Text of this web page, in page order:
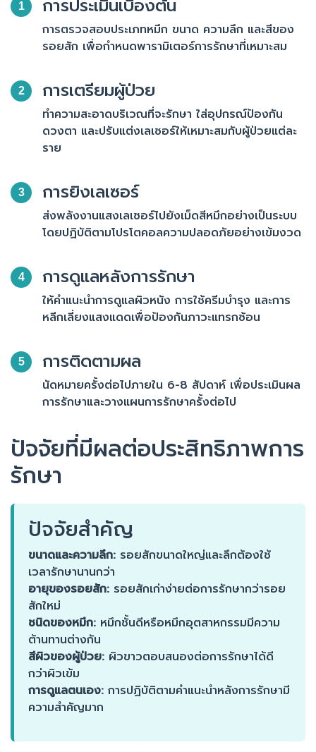
1 การประเมินเบื้องต้น
การตรวจสอบประเภทหมึก ขนาด ความลึก และสีของ
รอยสัก เพื่อกำหนดพารามิเตอร์การรักษาที่เหมาะสม
2 การเตรียมผู้ป่วย
ทำความสะอาดบริเวณที่จะรักษา ใส่อุปกรณ์ป้องกัน
ดวงตา และปรับแต่งเลเซอร์ให้เหมาะสมกับผู้ป่วยแต่ละ
ราย
3 การยิงเลเซอร์
ส่งพลังงานแสงเลเซอร์ไปยังเม็ดสีหมึกอย่างเป็นระบบ
โดยปฏิบัติตามโปรโตคอลความปลอดภัยอย่างเข้มงวด
4 การดูแลหลังการรักษา
ให้คำแนะนำการดูแลผิวหนัง การใช้ครีมบำรุง และการ
หลีกเลี่ยงแสงแดดเพื่อป้องกันภาวะแทรกซ้อน
5 การติดตามผล
นัดหมายครั้งต่อไปภายใน 6-8 สัปดาห์ เพื่อประเมินผล
การรักษาและวางแผนการรักษาครั้งต่อไป
ปัจจัยที่มีผลต่อประสิทธิภาพการ
รักษา
ปัจจัยสำคัญ
ขนาดและความลึก: รอยสักขนาดใหญ่และลึกต้องใช้
เวลารักษานานกว่า
อายุของรอยสัก: รอยสักเก่าง่ายต่อการรักษากว่ารอย
สักใหม่
ชนิดของหมึก: หมึกชั้นดีหรือหมึกอุตสาหกรรมมีความ
ต้านทานต่างกัน
สีผิวของผู้ป่วย: ผิวขาวตอบสนองต่อการรักษาได้ดี
กว่าผิวเข้ม
การดูแลตนเอง: การปฏิบัติตามคำแนะนำหลังการรักษามี
ความสำคัญมาก